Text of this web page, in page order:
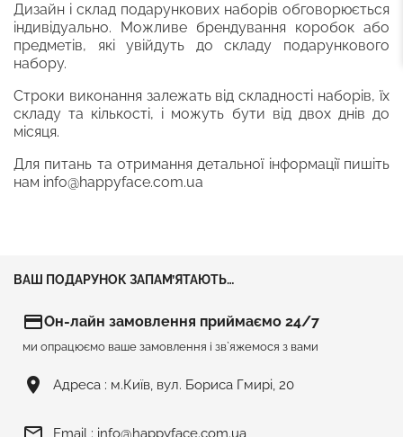
Дизайн і склад подарункових наборів обговорюється
індивідуально. Можливе брендування коробок або
предметів, які увійдуть до складу подарункового
набору.
Строки виконання залежать від складності наборів, їх
складу та кількості, і можуть бути від двох днів до
місяця.
Для питань та отримання детальної інформації пишіть
нам info@happyface.com.ua
ВАШ ПОДАРУНОК ЗАПАМ’ЯТАЮТЬ…
credit_cardОн-лайн замовлення приймаємо 24/7
ми опрацюємо ваше замовлення і зв`яжемося з вами
room Адреса : м.Київ, вул. Бориса Гмирі, 20
Email : info@happyface.com.ua